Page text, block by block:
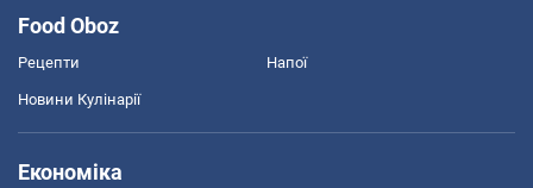
Food Oboz
Рецепти Напої
Новини Кулінарії
Економіка